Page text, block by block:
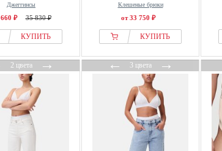
Джеггинсы
₽ 35 830 ₽
КУПИТЬ
Клешеные брюки
от 33 750 ₽
КУПИТЬ
2 цвета→ ←3 цвета→